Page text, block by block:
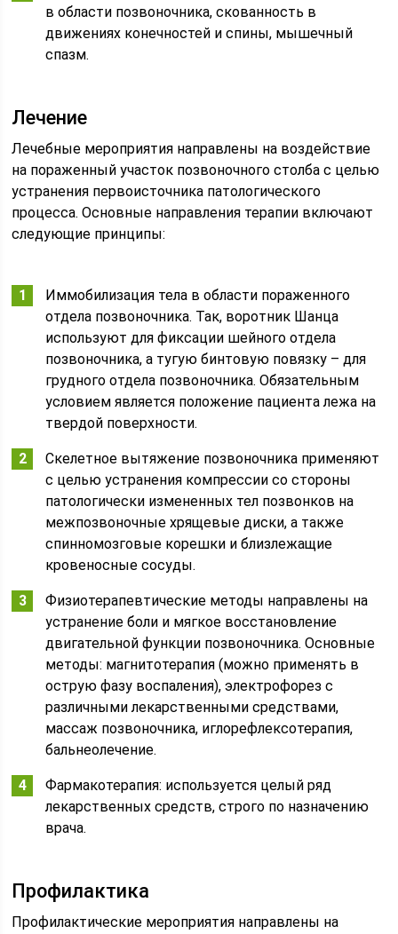
в области позвоночника, скованность в
движениях конечностей и спины, мышечный
спазм.
Лечение
Лечебные мероприятия направлены на воздействие
на пораженный участок позвоночного столба с целью
устранения первоисточника патологического
процесса. Основные направления терапии включают
следующие принципы:
Иммобилизация тела в области пораженного
отдела позвоночника. Так, воротник Шанца
используют для фиксации шейного отдела
позвоночника, а тугую бинтовую повязку – для
грудного отдела позвоночника. Обязательным
условием является положение пациента лежа на
твердой поверхности.
Скелетное вытяжение позвоночника применяют
с целью устранения компрессии со стороны
патологически измененных тел позвонков на
межпозвоночные хрящевые диски, а также
спинномозговые корешки и близлежащие
кровеносные сосуды.
Физиотерапевтические методы направлены на
устранение боли и мягкое восстановление
двигательной функции позвоночника. Основные
методы: магнитотерапия (можно применять в
острую фазу воспаления), электрофорез с
различными лекарственными средствами,
массаж позвоночника, иглорефлексотерапия,
бальнеолечение.
Фармакотерапия: используется целый ряд
лекарственных средств, строго по назначению
врача.
Профилактика
Профилактические мероприятия направлены на